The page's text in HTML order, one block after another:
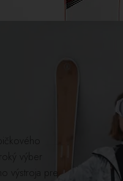
výber
výstroja pre